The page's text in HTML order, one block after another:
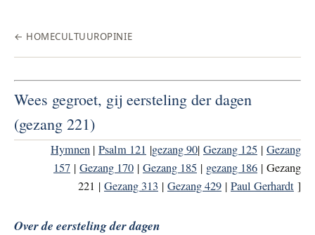
← HOMECULTUUROPINIE
Wees gegroet, gij eersteling der dagen
(gezang 221)
Hymnen | Psalm 121 |gezang 90| Gezang 125 | Gezang
157 | Gezang 170 | Gezang 185 | gezang 186 | Gezang
221 | Gezang 313 | Gezang 429 | Paul Gerhardt ]
Over de eersteling der dagen